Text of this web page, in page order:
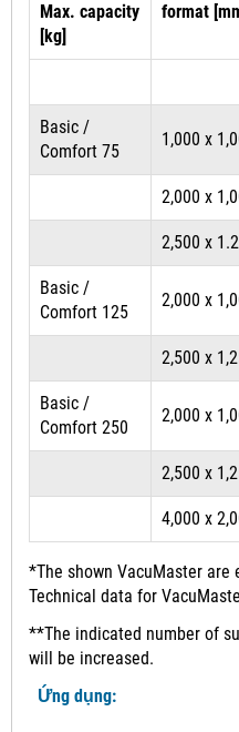
Max. capacity
[kg]
format
Basic /
Comfort 75
1,000 x
2,000 x
2,500 x
Basic /
Comfort 125
2,000 x
2,500 x
Basic /
Comfort 250
2,000 x
2,500 x
4,000 x
*The shown VacuMaster
Technical data for
**The indicated number of
will be increased.
Ứng dụng: